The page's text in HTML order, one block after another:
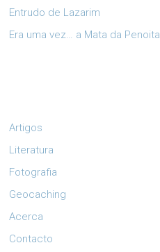
Entrudo de Lazarim
Era uma vez… a Mata da Penoita
Artigos
Literatura
Fotografia
Geocaching
Acerca
Contacto